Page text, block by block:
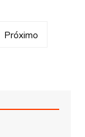
Próximo